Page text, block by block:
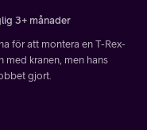
3+ månader
för att montera en T-Rex-
med kranen, men hans
gjort.